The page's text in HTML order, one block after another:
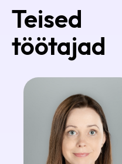
Teised
töötajad